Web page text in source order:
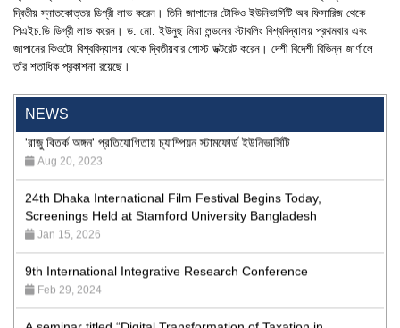
NEWS
"Professional Orientation" course of Batch 72 in the BBA
Program
'রাজু বিতর্ক অঙ্গন' প্রতিযোগিতায় চ্যাম্পিয়ন স্টামফোর্ড ইউনিভার্সিটি
Aug 20, 2023
24th Dhaka International Film Festival Begins Today,
Screenings Held at Stamford University Bangladesh
Jan 15, 2026
9th International Integrative Research Conference
Feb 29, 2024
A seminar titled “Digital Transformation of Taxation in
Bangladesh: the Evolving Role of NBR”
দ্বিতীয় স্নাতকোত্তর ডিগ্রী লাভ করেন। তিনি জাপানের টোকিও ইউনিভার্সিটি অব ফিসারিজ থেকে
পিএইচ.ডি ডিগ্রী লাভ করেন। ড. মো. ইউনুছ মিয়া লন্ডনের স্টাবলিং বিশ্ববিদ্যালয় প্রথমবার এবং
জাপানের কিওটো বিশ্ববিদ্যালয় থেকে দ্বিতীয়বার পোস্ট ডক্টরেট করেন। দেশী বিদেশী বিভিন্ন জার্ণালে
তাঁর শতাধিক প্রকাশনা রয়েছে।